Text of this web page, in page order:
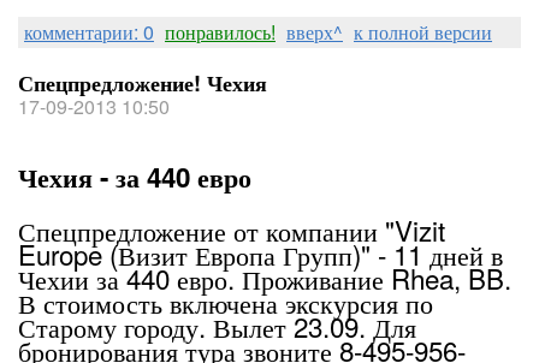
комментарии: 0 понравилось! вверх^ к полной версии
Спецпредложение! Чехия
17-09-2013 10:50
Чехия - за 440 евро
Спецпредложение от компании "Vizit
Europe (Визит Европа Групп)" - 11 дней в
Чехии за 440 евро. Проживание Rhea, BB.
В стоимость включена экскурсия по
Старому городу. Вылет 23.09. Для
бронирования тура звоните 8-495-956-